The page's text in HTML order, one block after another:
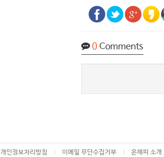
0 Comments
개인정보처리방침 이메일 무단수집거부 온해피 소개